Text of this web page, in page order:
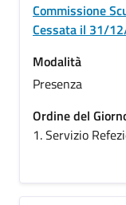
Commissione
Cessata il 31/
Modalità
Presenza
Ordine del
1. Servizio